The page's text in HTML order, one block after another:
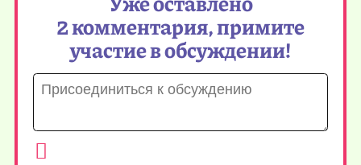
2 комментария, примите
участие в обсуждении!